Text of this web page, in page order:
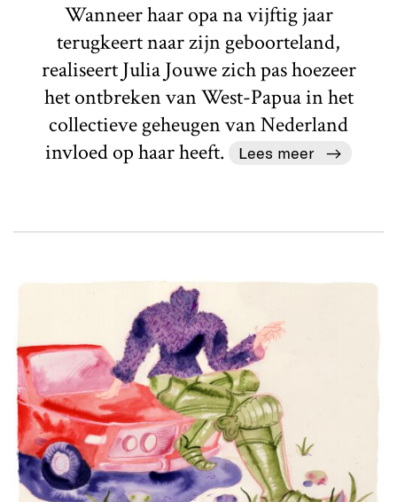
Wanneer haar opa na vijftig jaar
terugkeert naar zijn geboorteland,
realiseert Julia Jouwe zich pas hoezeer
het ontbreken van West-Papua in het
collectieve geheugen van Nederland
invloed op haar heeft.
Lees meer